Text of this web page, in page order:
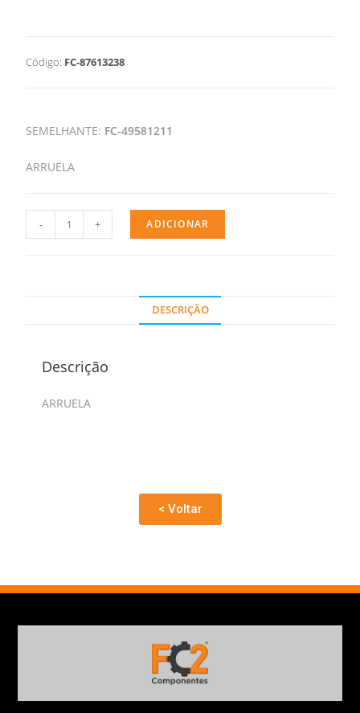
Código: FC-87613238
SEMELHANTE: FC-49581211
ARRUELA
- + ADICIONAR
DESCRIÇÃO
Descrição
ARRUELA
< Voltar